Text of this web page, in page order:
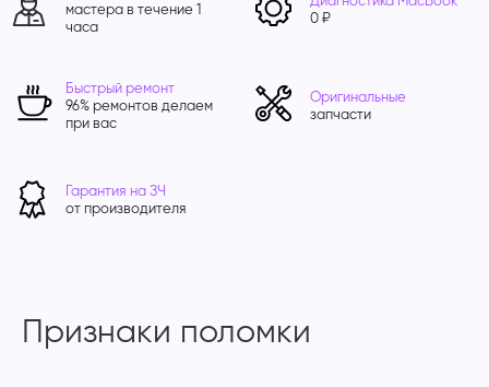
мастера в течение 1
часа
0 ₽
Быстрый ремонт
96% ремонтов делаем
при вас
Оригинальные
запчасти
Гарантия на ЗЧ
от производителя
Признаки поломки